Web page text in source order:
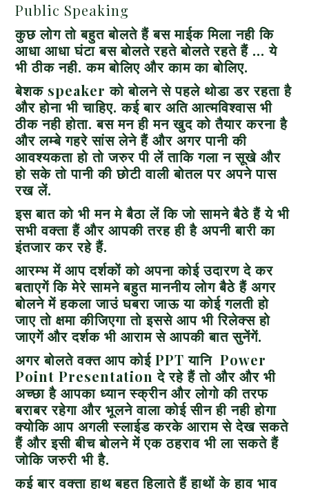
Public Speaking
कुछ लोग तो बहुत बोलते हैं बस माईक मिला नही कि
आधा आधा घंटा बस बोलते रहते बोलते रहते हैं … ये
भी ठीक नही. कम बोलिए और काम का बोलिए.
बेशक speaker को बोलने से पहले थोडा डर रहता है
और होना भी चाहिए. कई बार अति आत्मविश्वास भी
ठीक नही होता. बस मन ही मन खुद को तैयार करना है
और लम्बे गहरे सांस लेने हैं और अगर पानी की
आवश्यकता हो तो जरुर पी लें ताकि गला न सूखे और
हो सके तो पानी की छोटी वाली बोतल पर अपने पास
रख लें.
इस बात को भी मन मे बैठा लें कि जो सामने बैठे हैं ये भी
सभी वक्ता हैं और आपकी तरह ही है अपनी बारी का
इंतजार कर रहे हैं.
आरम्भ में आप दर्शकों को अपना कोई उदारण दे कर
बताएगें कि मेरे सामने बहुत माननीय लोग बैठे हैं अगर
बोलने में हकला जाउं घबरा जाऊ या कोई गलती हो
जाए तो क्षमा कीजिएगा तो इससे आप भी रिलेक्स हो
जाएगें और दर्शक भी आराम से आपकी बात सुनेंगें.
अगर बोलते वक्त आप कोईPPT यानि Power
Point Presentationदे रहे हैं तो और और भी
अच्छा है आपका ध्यान स्क्रीन और लोगो की तरफ
बराबर रहेगा और भूलने वाला कोई सीन ही नही होगा
क्योकि आप अगली स्लाईड करके आराम से देख सकते
हैं और इसी बीच बोलने में एक ठहराव भी ला सकते हैं
जोकि जरुरी भी है.
कई बार वक्ता हाथ बहुत हिलाते हैं हाथों के हाव भाव